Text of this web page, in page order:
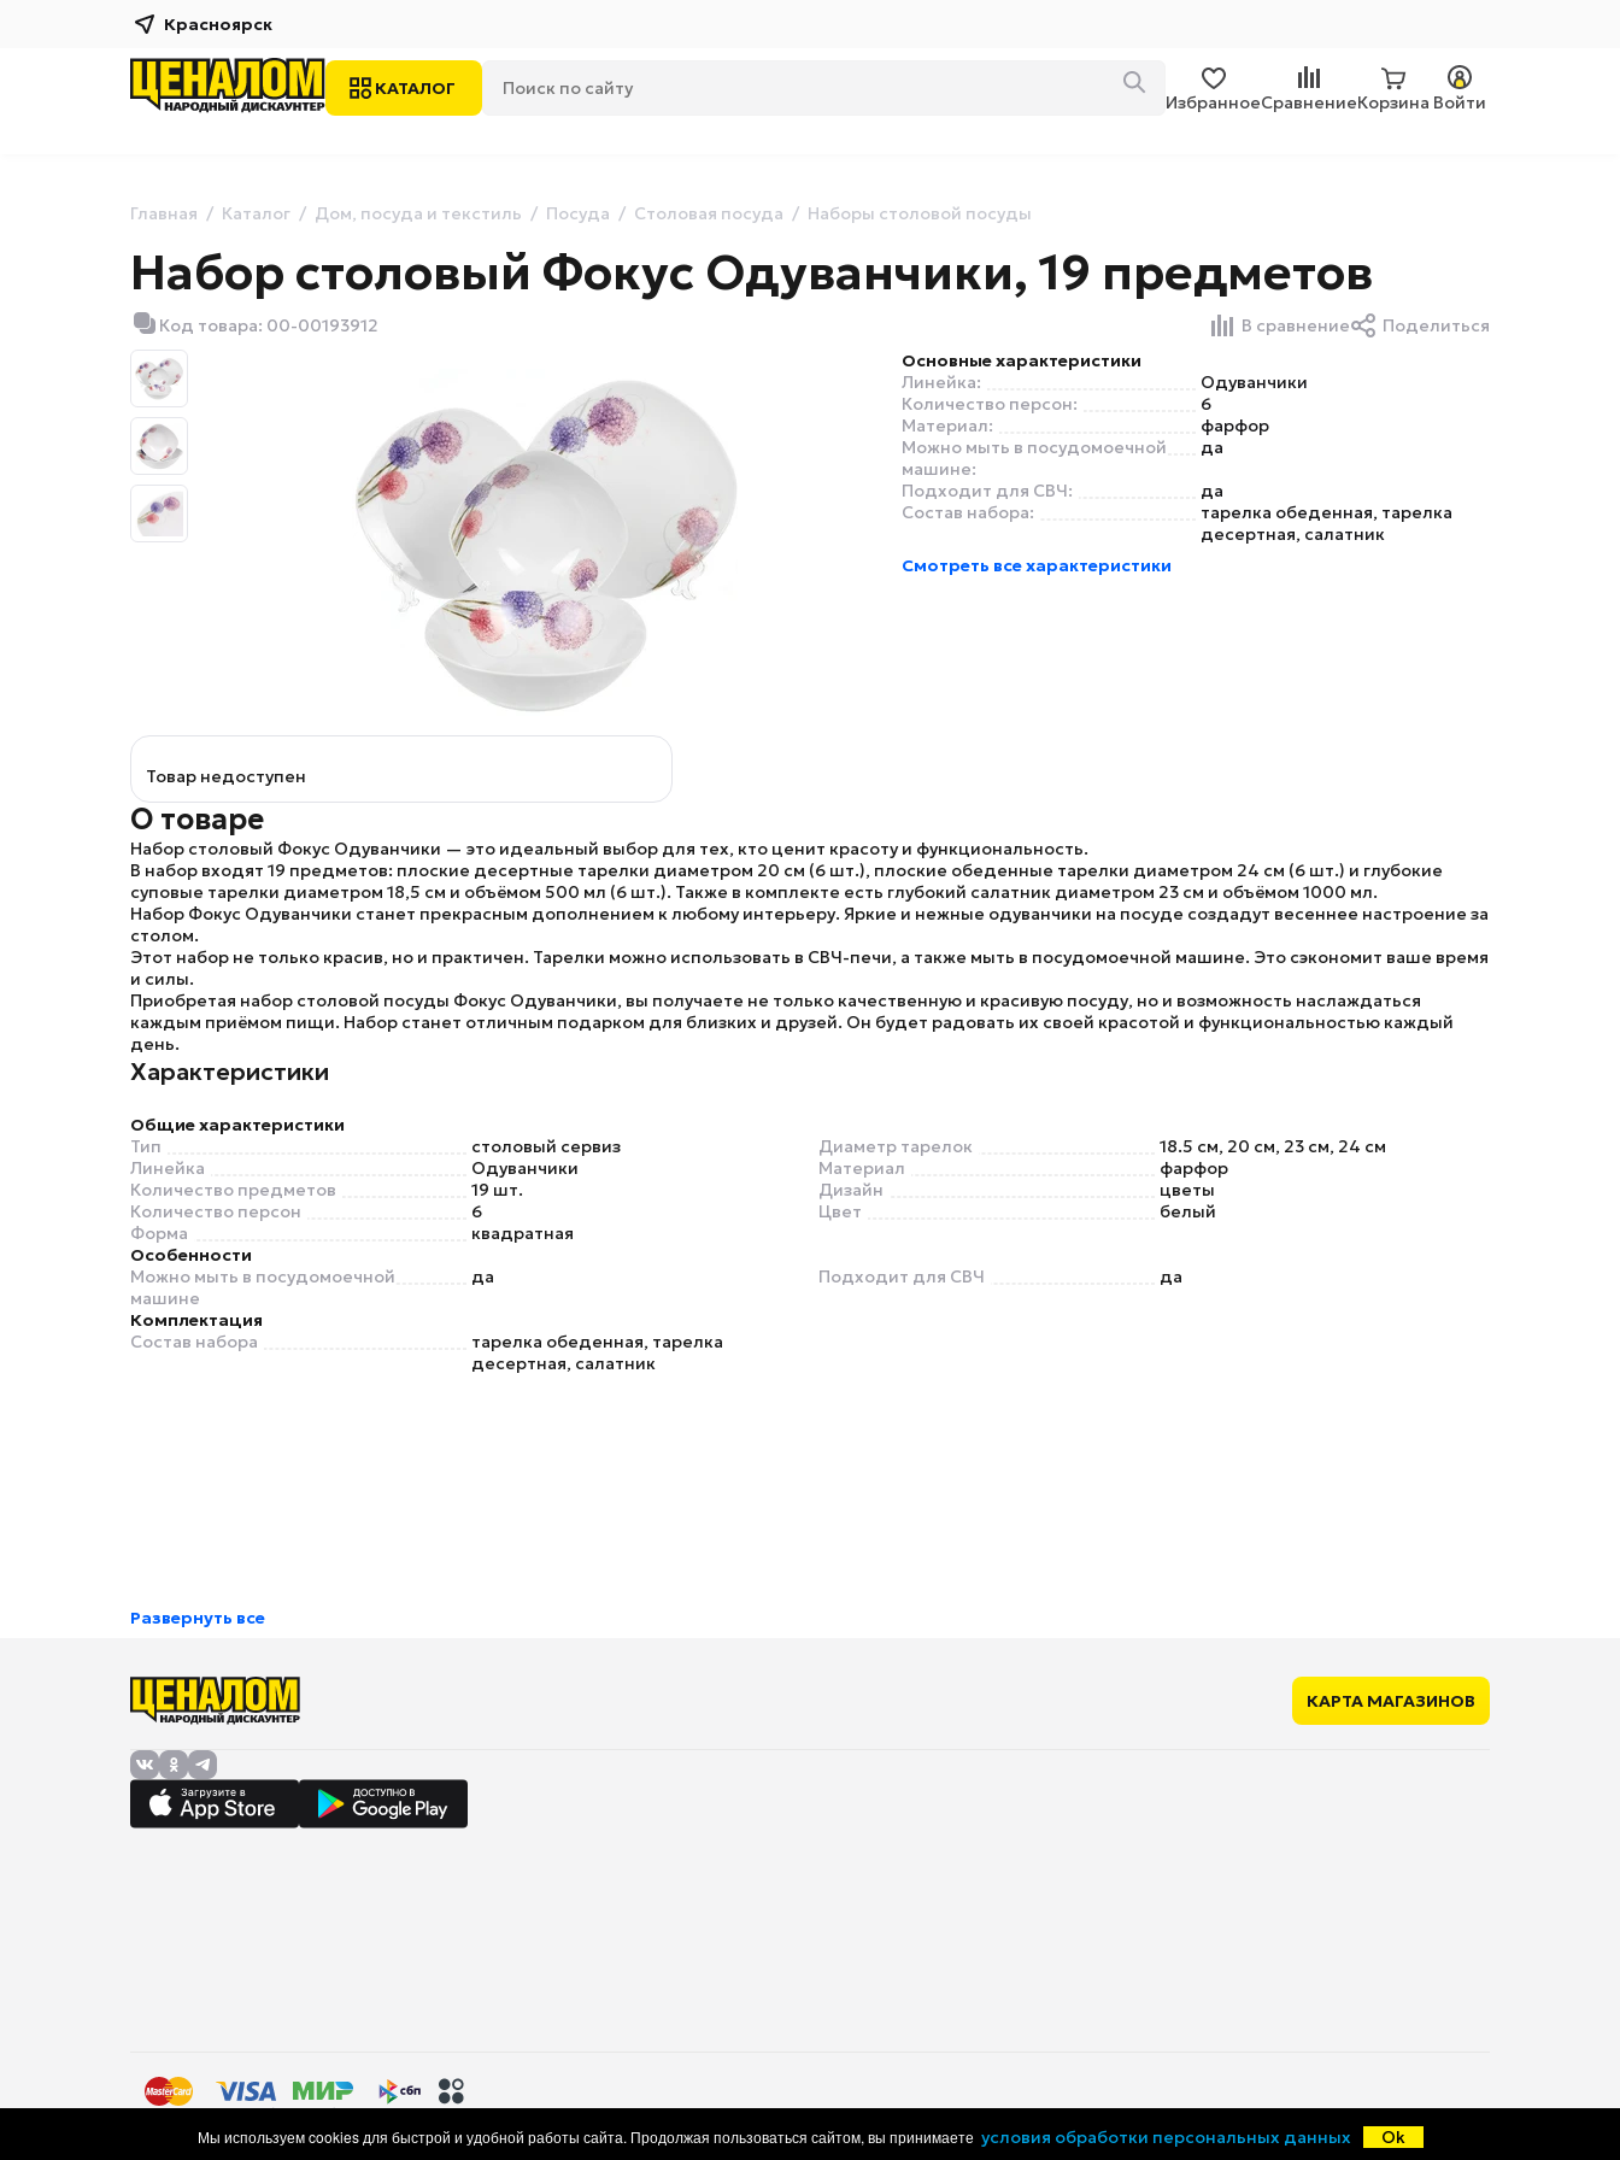
Красноярск
КАТАЛОГ
ИзбранноеСравнениеКорзина Войти
Главная Каталог Дом, посуда и текстиль Посуда Столовая посуда Наборы столовой посуды
Набор столовый Фокус Одуванчики, 19 предметов
Код товара: 00-00193912 В сравнение
Поделиться
Основные характеристики
Линейка:
Одуванчики
Количество персон:
6
Материал:
фарфор
Можно мыть в посудомоечной
машине:
да
Подходит для СВЧ:
да
Состав набора:
тарелка обеденная, тарелка
десертная, салатник
Смотреть все характеристики
Товар недоступен
О товаре
Набор столовый Фокус Одуванчики — это идеальный выбор для тех, кто ценит красоту и функциональность.
В набор входят 19 предметов: плоские десертные тарелки диаметром 20 см (6 шт.), плоские обеденные тарелки диаметром 24 см (6 шт.) и глубокие
суповые тарелки диаметром 18,5 см и объёмом 500 мл (6 шт.). Также в комплекте есть глубокий салатник диаметром 23 см и объёмом 1000 мл.
Набор Фокус Одуванчики станет прекрасным дополнением к любому интерьеру. Яркие и нежные одуванчики на посуде создадут весеннее настроение за
столом.
Этот набор не только красив, но и практичен. Тарелки можно использовать в СВЧ-печи, а также мыть в посудомоечной машине. Это сэкономит ваше время
и силы.
Приобретая набор столовой посуды Фокус Одуванчики, вы получаете не только качественную и красивую посуду, но и возможность наслаждаться
каждым приёмом пищи. Набор станет отличным подарком для близких и друзей. Он будет радовать их своей красотой и функциональностью каждый
день.
Характеристики
Общие характеристики
Тип
столовый сервиз
Линейка
Одуванчики
Количество предметов
19 шт.
Количество персон
6
Форма
квадратная
Диаметр тарелок
18.5 см, 20 см, 23 см, 24 см
Материал
фарфор
Дизайн
цветы
Цвет
белый
Особенности
Можно мыть в посудомоечной
машине
да Подходит для СВЧ
да
Комплектация
Состав набора
тарелка обеденная, тарелка
десертная, салатник
Развернуть все
КАРТА МАГАЗИНОВ
Правила торговли (оферта)Политика в отношении обработки персональных данныхПользовательское соглашение
Мы используем cookies для быстрой и удобной работы сайта. Продолжая пользоваться сайтом, вы принимаете условия обработки персональных данных Ok